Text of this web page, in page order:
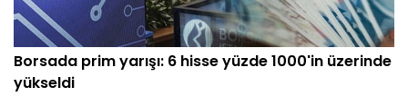
Borsada prim yarışı: 6 hisse yüzde 1000'in üzerinde
yükseldi